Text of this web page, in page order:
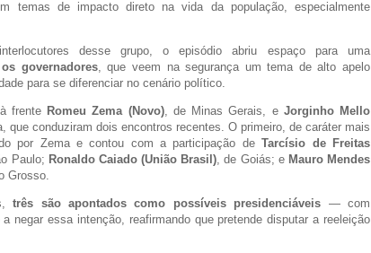
temas de impacto direto na vida da população, especialmente
desse grupo, o episódio abriu espaço para uma
governadores, que veem na segurança um tema de alto apelo
para se diferenciar no cenário político.
frente Romeu Zema (Novo), de Minas Gerais, e Jorginho Mello
que conduziram dois encontros recentes. O primeiro, de caráter mais
por Zema e contou com a participação deTarcísio de Freitas
Paulo; Ronaldo Caiado (União Brasil), de Goiás; e Mauro Mendes
Grosso.
três são apontados como possíveis presidenciáveis — com
negar essa intenção, reafirmando que pretende disputar a reeleição